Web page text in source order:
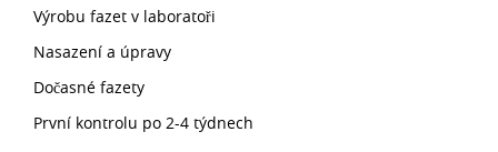
Výrobu fazet v laboratoři
Nasazení a úpravy
Dočasné fazety
První kontrolu po 2-4 týdnech